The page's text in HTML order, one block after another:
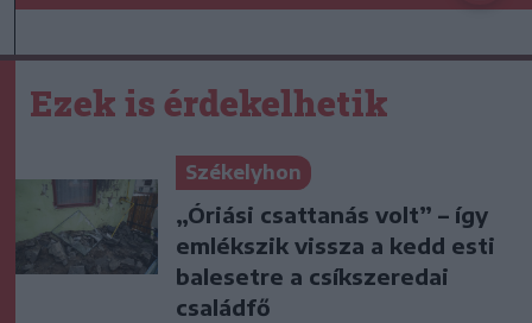
Ezek is érdekelhetik
Székelyhon
„Óriási csattanás volt” – így
emlékszik vissza a kedd esti
balesetre a csíkszeredai
családfő